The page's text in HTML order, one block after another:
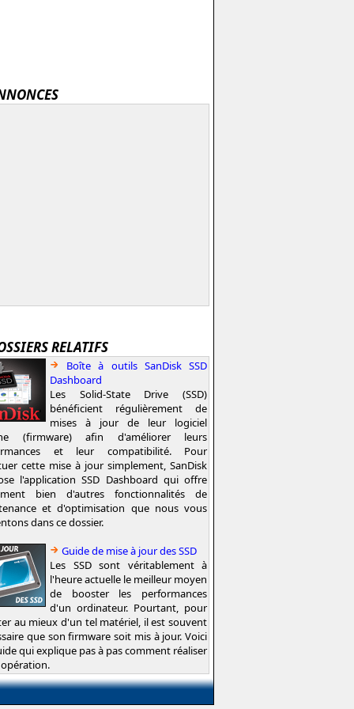
RELATIFS
Boîte à outils SanDisk SSD
Dashboard
Les Solid-State Drive (SSD)
bénéficient régulièrement de
mises à jour de leur logiciel
(firmware) afin d'améliorer leurs
et leur compatibilité. Pour
cette mise à jour simplement, SanDisk
l'application SSD Dashboard qui offre
bien d'autres fonctionnalités de
et d'optimisation que nous vous
dans ce dossier.
Guide de mise à jour des SSD
Les SSD sont véritablement à
l'heure actuelle le meilleur moyen
de booster les performances
d'un ordinateur. Pourtant, pour
au mieux d'un tel matériel, il est souvent
que son firmware soit mis à jour. Voici
qui explique pas à pas comment réaliser